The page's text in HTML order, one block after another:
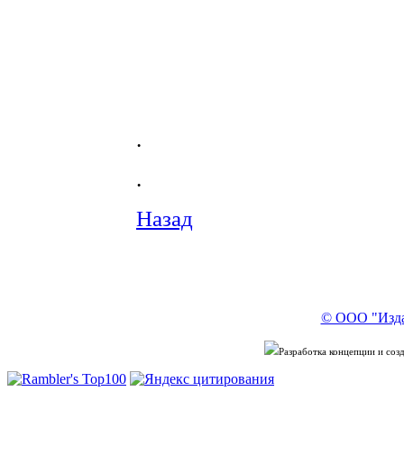
.
.
Назад
© ООО
Разработка концепции и